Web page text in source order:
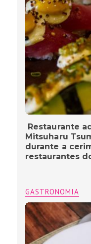
Restaurante
Mitsuharu
durante a
restaurantes
GASTRONOMIA